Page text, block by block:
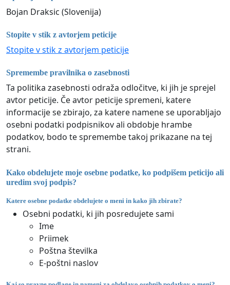
Bojan Draksic (Slovenija)
Stopite v stik z avtorjem peticije
Stopite v stik z avtorjem peticije
Spremembe pravilnika o zasebnosti
Ta politika zasebnosti odraža odločitve, ki jih je sprejel
avtor peticije. Če avtor peticije spremeni, katere
informacije se zbirajo, za katere namene se uporabljajo
osebni podatki podpisnikov ali obdobje hrambe
podatkov, bodo te spremembe takoj prikazane na tej
strani.
Kako obdelujete moje osebne podatke, ko podpišem peticijo ali
uredim svoj podpis?
Katere osebne podatke obdelujete o meni in kako jih zbirate?
Osebni podatki, ki jih posredujete sami
Ime
Priimek
Poštna številka
E-poštni naslov